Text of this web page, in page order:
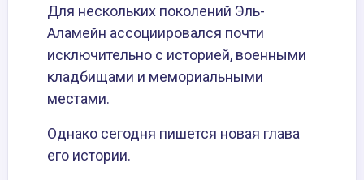
Для нескольких поколений Эль-
Аламейн ассоциировался почти
исключительно с историей, военными
кладбищами и мемориальными
местами.
Однако сегодня пишется новая глава
его истории.